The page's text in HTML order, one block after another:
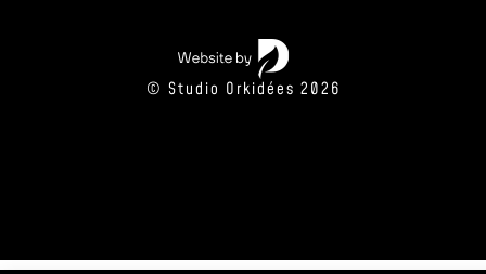
© Studio Orkidées 2026